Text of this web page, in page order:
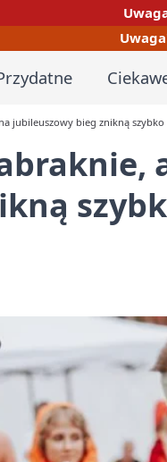
jubileuszowy bieg znikną szybko